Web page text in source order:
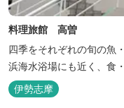
料理旅館 高曽
四季をそれぞれの旬の魚
浜海水浴場にも近く、食
伊勢志摩